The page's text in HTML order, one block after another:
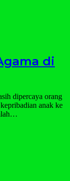
di
dipercaya orang
anak ke